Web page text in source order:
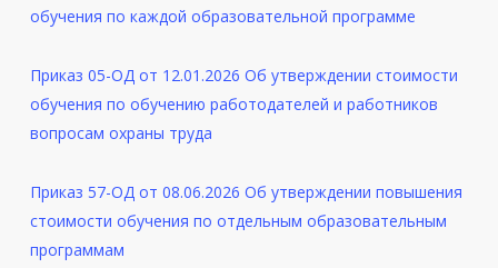
обучения по каждой образовательной программе
Приказ 05-ОД от 12.01.2026 Об утверждении стоимости
обучения по обучению работодателей и работников
вопросам охраны труда
Приказ 57-ОД от 08.06.2026 Об утверждении повышения
стоимости обучения по отдельным образовательным
программам